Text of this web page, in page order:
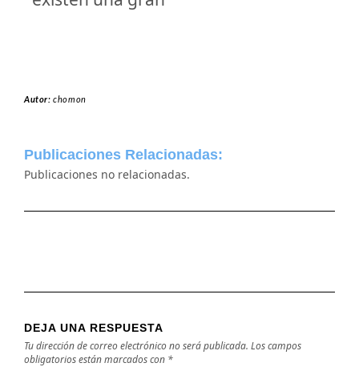
Autor:chomon
Publicaciones Relacionadas:
Publicaciones no relacionadas.
DEJA UNA RESPUESTA
Tu dirección de correo electrónico no será publicada. Los campos
obligatorios están marcados con *